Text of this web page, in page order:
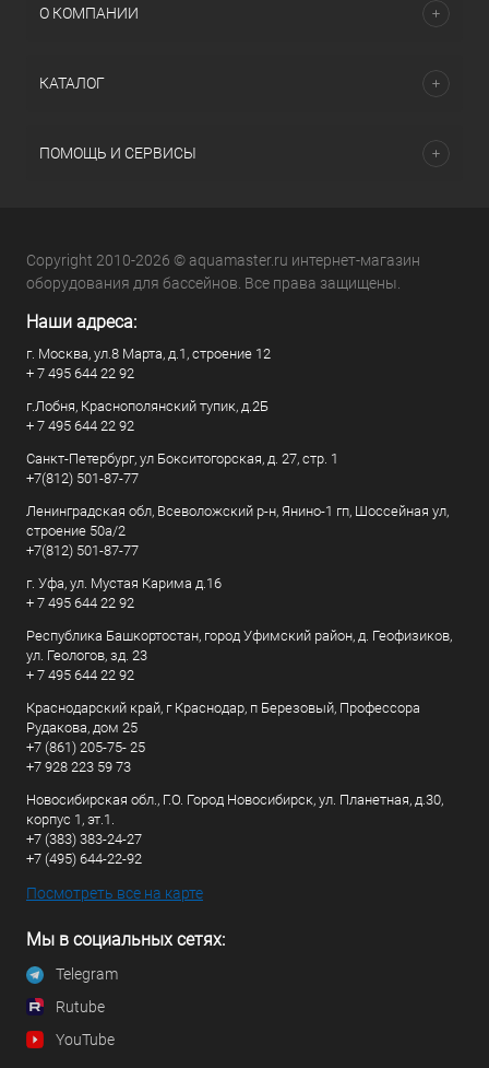
О КОМПАНИИ
КАТАЛОГ
ПОМОЩЬ И СЕРВИСЫ
Copyright 2010-2026 © aquamaster.ru интернет-магазин
оборудования для бассейнов. Все права защищены.
Наши адреса:
г. Москва, ул.8 Марта, д.1, строение 12
+ 7 495 644 22 92
г.Лобня, Краснополянский тупик, д.2Б
+ 7 495 644 22 92
Санкт-Петербург, ул Бокситогорская, д. 27, стр. 1
+7(812) 501-87-77
Ленинградская обл, Всеволожский р-н, Янино-1 гп, Шоссейная ул,
строение 50а/2
+7(812) 501-87-77
г. Уфа, ул. Мустая Карима д.16
+ 7 495 644 22 92
Республика Башкортостан, город Уфимский район, д. Геофизиков,
ул. Геологов, зд. 23
+ 7 495 644 22 92
Краснодарский край, г Краснодар, п Березовый, Профессора
Рудакова, дом 25
+7 (861) 205-75- 25
+7 928 223 59 73
Новосибирская обл., Г.О. Город Новосибирск, ул. Планетная, д.30,
корпус 1, эт.1.
+7 (383) 383-24-27
+7 (495) 644-22-92
Посмотреть все на карте
Мы в социальных сетях:
Telegram
Rutube
YouTube